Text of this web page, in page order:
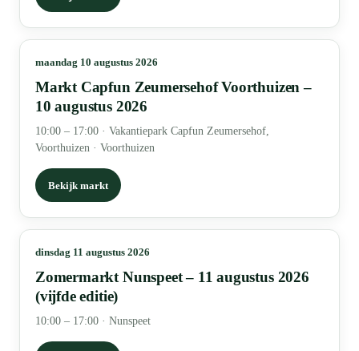
maandag 10 augustus 2026
Markt Capfun Zeumersehof Voorthuizen –
10 augustus 2026
10:00 – 17:00 · Vakantiepark Capfun Zeumersehof,
Voorthuizen · Voorthuizen
Bekijk markt
dinsdag 11 augustus 2026
Zomermarkt Nunspeet – 11 augustus 2026
(vijfde editie)
10:00 – 17:00 · Nunspeet